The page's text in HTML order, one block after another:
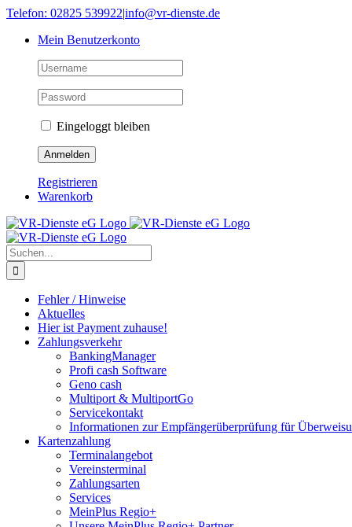
Skip
content
Telefon: 02825 539922|info@vr-dienste.de
Mein Benutzerkonto
Eingeloggt bleiben
Registrieren
Warenkorb
Suche
nach:
Fehler / Hinweise
Aktuelles
Hier ist Payment zuhause!
Zahlungsverkehr
BankingManager
Profi cash Software
Geno cash
Multiport & MultiportGo
Servicekontakt
Informationen zur Empfängerüberprüfung für
Kartenzahlung
Terminalangebot
Vereinsterminal
Zahlungsarten
Services
MeinPlus Regio+